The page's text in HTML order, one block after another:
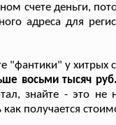
счете деньги,
адреса для
"фантики" у хитрых
восьми тысяч руб.
знайте - это не
получается